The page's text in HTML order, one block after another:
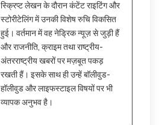
स्क्रिप्ट लेखन के दौरान कंटेंट राइटिंग और
स्टोरीटेलिंग में उनकी विशेष रुचि विकसित
हुई। वर्तमान में वह नेड्रिक न्यूज़ से जुड़ी हैं
और राजनीति, क्राइम तथा राष्ट्रीय-
अंतरराष्ट्रीय खबरों पर मज़बूत पकड़
रखती हैं। इसके साथ ही उन्हें बॉलीवुड-
हॉलीवुड और लाइफस्टाइल विषयों पर भी
व्यापक अनुभव है।